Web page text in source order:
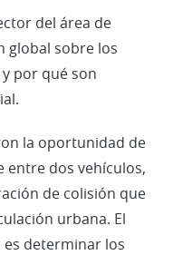
del área de
global sobre los
por qué son
la oportunidad de
entre dos vehículos,
de colisión que
urbana. El
determinar los